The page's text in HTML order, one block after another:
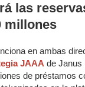
las
millones
en ambas
JAAA de
de préstamos